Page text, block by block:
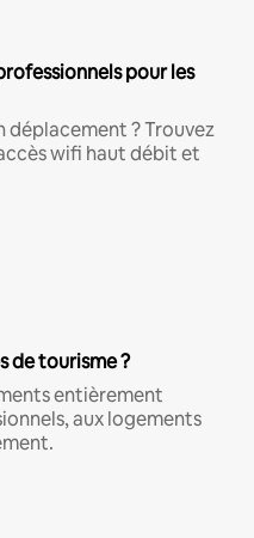
pour les
déplacement ? Trouvez
wifi haut débit et
de tourisme ?
entièrement
aux logements